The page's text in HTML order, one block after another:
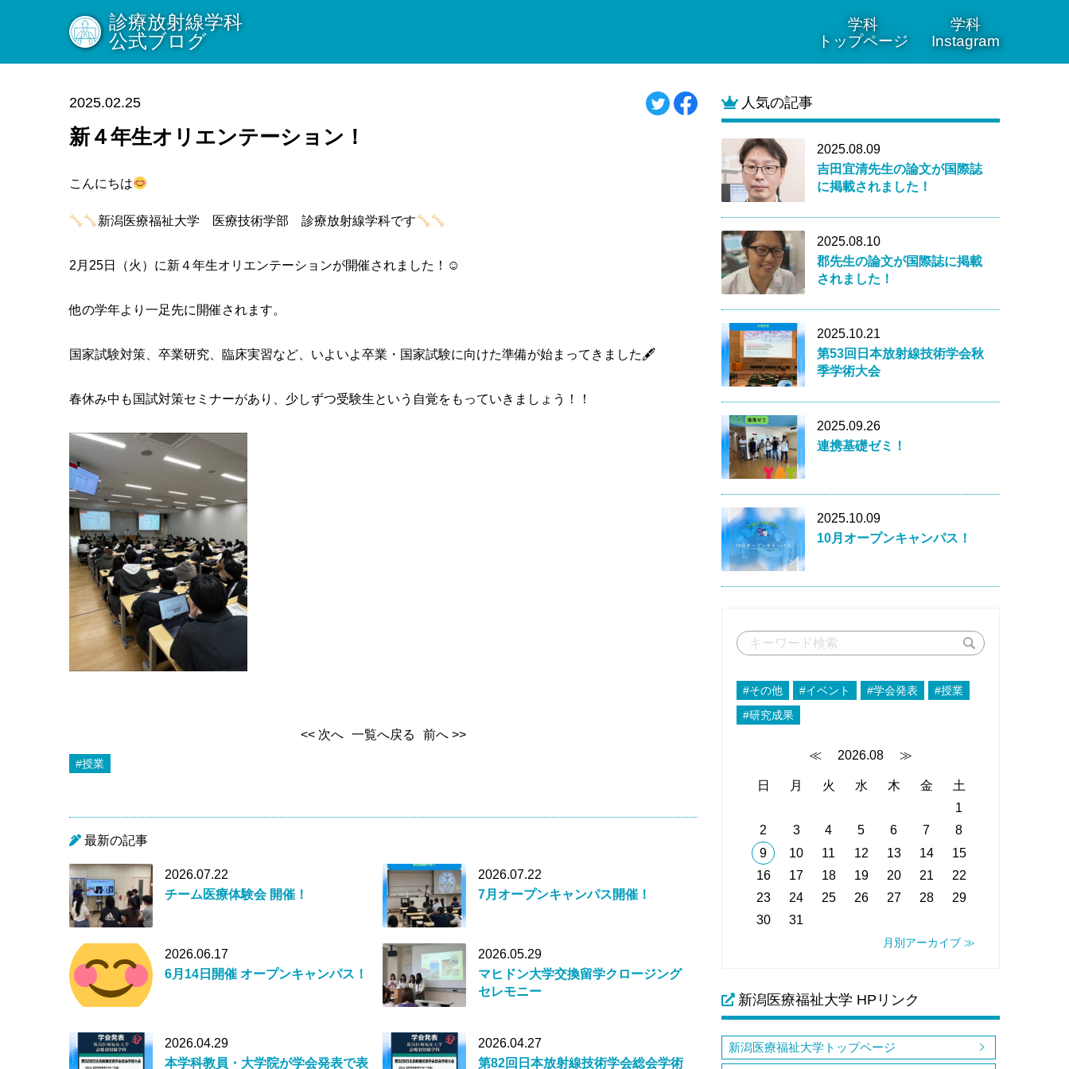
学科
トップページ
学科
Instagram
診療放射線学科
公式ブログ
2025.02.25
新４年生オリエンテーション！
こんにちは
新潟医療福祉大学 医療技術学部 診療放射線学科です
2月25日（火）に新４年生オリエンテーションが開催されました！☺
他の学年より一足先に開催されます。
国家試験対策、卒業研究、臨床実習など、いよいよ卒業・国家試験に向けた準備が始まってきました🖋
春休み中も国試対策セミナーがあり、少しずつ受験生という自覚をもっていきましょう！！
<< 次へ 一覧へ戻る 前へ >>
#授業
最新の記事
2026.07.22
チーム医療体験会 開催！
2026.07.22
7月オープンキャンパス開催！
2026.06.17
6月14日開催 オープンキャンパス！
2026.05.29
マヒドン大学交換留学クロージング
セレモニー
2026.04.29
本学科教員・大学院が学会発表で表
2026.04.27
第82回日本放射線技術学会総会学術
人気の記事
2025.08.09
吉田宜清先生の論文が国際誌
に掲載されました！
2025.08.10
郡先生の論文が国際誌に掲載
されました！
2025.10.21
第53回日本放射線技術学会秋
季学術大会
2025.09.26
連携基礎ゼミ！
2025.10.09
10月オープンキャンパス！
#その他 #イベント #学会発表
#授業
#研究成果
≪ 2026.08 ≫
日 月 火 水 木 金
土
1
2
3 4 5 6 7
8
9
10 11 12 13 14
15
16
17 18 19 20 21
22
23
24 25 26 27 28
29
30
31
月別アーカイブ ≫
新潟医療福祉大学 HPリンク
新潟医療福祉大学トップページ